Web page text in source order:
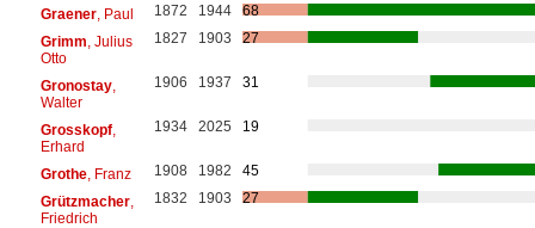
Graener, Paul 1872 1944
68
Grimm , Julius
Otto
1827 1903 27
Gronostay,
Walter
1906 1937 31
Grosskopf,
Erhard
1934 2025 19
Grothe, Franz 1908 1982
45
Grützmacher,
Friedrich
1832 1903 27